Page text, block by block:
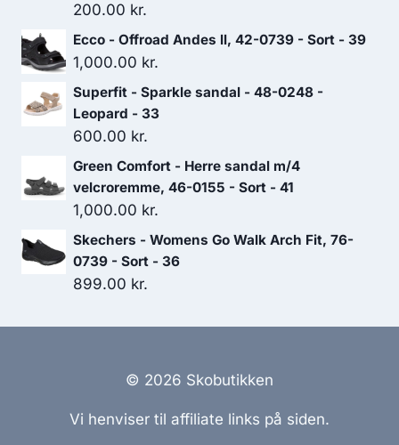
200.00 kr.
Ecco - Offroad Andes ll, 42-0739 - Sort - 39
1,000.00 kr.
Superfit - Sparkle sandal - 48-0248 -
Leopard - 33
600.00 kr.
Green Comfort - Herre sandal m/4
velcroremme, 46-0155 - Sort - 41
1,000.00 kr.
Skechers - Womens Go Walk Arch Fit, 76-
0739 - Sort - 36
899.00 kr.
© 2026 Skobutikken
Vi henviser til affiliate links på siden.